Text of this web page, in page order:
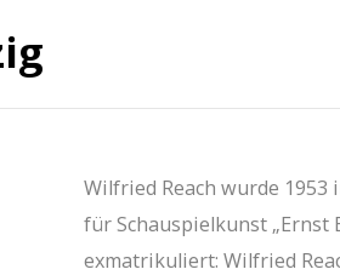
Wilfried Reach wurde 1953
für Schauspielkunst „Ernst
exmatrikuliert: Wilfried